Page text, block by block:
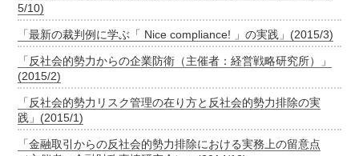
5/10)
「最新の裁判例に学ぶ「 Nice compliance! 」の実践」(2015/3)
「反社会的勢力からの企業防衛（主催者：経営戦略研究所）」
(2015/2)
「反社会的勢力リスク管理の在り方と反社会的勢力排除の実
践」(2015/1)
「金融取引からの反社会的勢力排除における実務上の留意点